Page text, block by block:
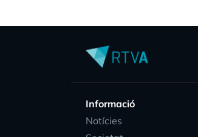
Informació
Notícies